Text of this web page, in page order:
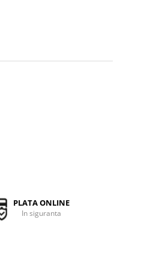
PLATA ONLINE
In siguranta